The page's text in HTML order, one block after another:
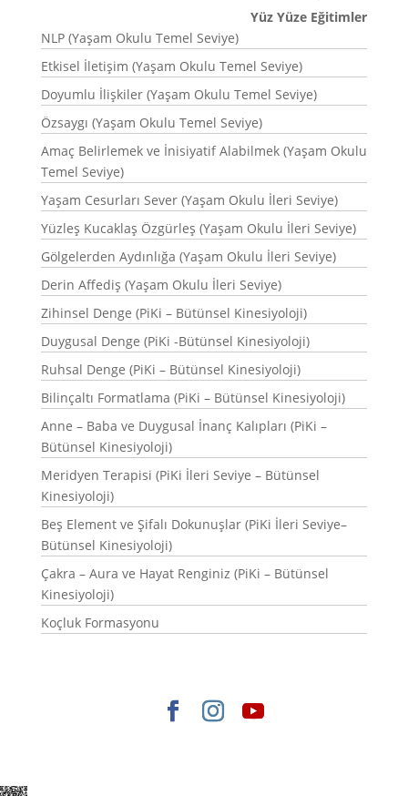
Yüz Yüze Eğitimler
NLP (Yaşam Okulu Temel Seviye)
Etkisel İletişim (Yaşam Okulu Temel Seviye)
Doyumlu İlişkiler (Yaşam Okulu Temel Seviye)
Özsaygı (Yaşam Okulu Temel Seviye)
Amaç Belirlemek ve İnisiyatif Alabilmek (Yaşam Okulu
Temel Seviye)
Yaşam Cesurları Sever (Yaşam Okulu İleri Seviye)
Yüzleş Kucaklaş Özgürleş (Yaşam Okulu İleri Seviye)
Gölgelerden Aydınlığa (Yaşam Okulu İleri Seviye)
Derin Affediş (Yaşam Okulu İleri Seviye)
Zihinsel Denge (PiKi – Bütünsel Kinesiyoloji)
Duygusal Denge (PiKi -Bütünsel Kinesiyoloji)
Ruhsal Denge (PiKi – Bütünsel Kinesiyoloji)
Bilinçaltı Formatlama (PiKi – Bütünsel Kinesiyoloji)
Anne – Baba ve Duygusal İnanç Kalıpları (PiKi –
Bütünsel Kinesiyoloji)
Meridyen Terapisi (PiKi İleri Seviye – Bütünsel
Kinesiyoloji)
Beş Element ve Şifalı Dokunuşlar (PiKi İleri Seviye–
Bütünsel Kinesiyoloji)
Çakra – Aura ve Hayat Renginiz (PiKi – Bütünsel
Kinesiyoloji)
Koçluk Formasyonu